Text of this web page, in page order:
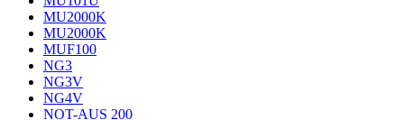
MU2000K
MU2000K
MUF100
NG3
NG3V
NG4V
NOT-AUS 200